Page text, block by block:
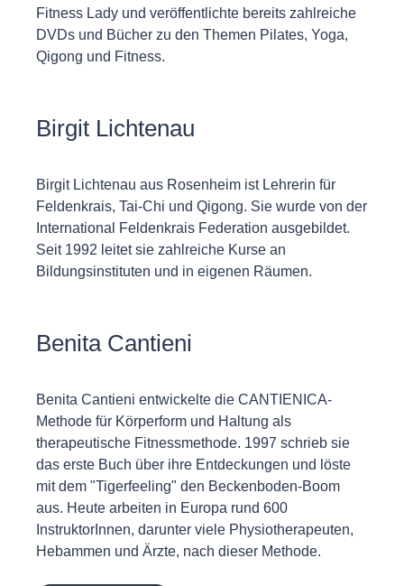
Fitness Lady und veröffentlichte bereits zahlreiche
DVDs und Bücher zu den Themen Pilates, Yoga,
Qigong und Fitness.
Birgit Lichtenau
Birgit Lichtenau aus Rosenheim ist Lehrerin für
Feldenkrais, Tai-Chi und Qigong. Sie wurde von der
International Feldenkrais Federation ausgebildet.
Seit 1992 leitet sie zahlreiche Kurse an
Bildungsinstituten und in eigenen Räumen.
Benita Cantieni
Benita Cantieni entwickelte die CANTIENICA-
Methode für Körperform und Haltung als
therapeutische Fitnessmethode. 1997 schrieb sie
das erste Buch über ihre Entdeckungen und löste
mit dem "Tigerfeeling" den Beckenboden-Boom
aus. Heute arbeiten in Europa rund 600
InstruktorInnen, darunter viele Physiotherapeuten,
Hebammen und Ärzte, nach dieser Methode.